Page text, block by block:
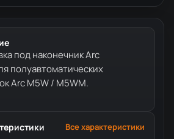
под наконечник Arc
полуавтоматических
Arc M5W / M5WM.
Все характеристики